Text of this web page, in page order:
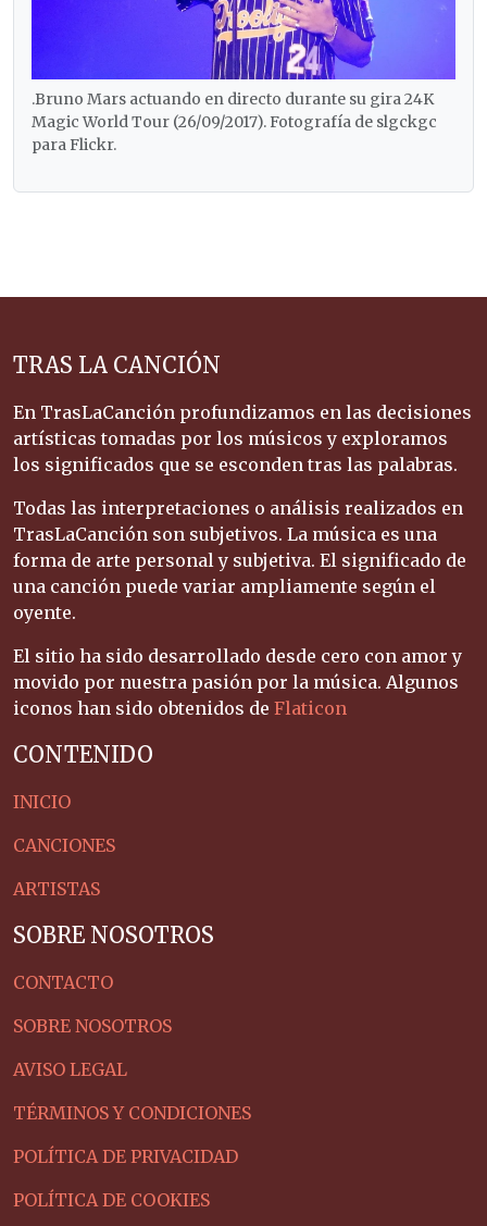
.Bruno Mars actuando en directo durante su gira 24K
Magic World Tour (26/09/2017). Fotografía de slgckgc
para Flickr.
TRAS LA CANCIÓN
En TrasLaCanción profundizamos en las decisiones
artísticas tomadas por los músicos y exploramos
los significados que se esconden tras las palabras.
Todas las interpretaciones o análisis realizados en
TrasLaCanción son subjetivos. La música es una
forma de arte personal y subjetiva. El significado de
una canción puede variar ampliamente según el
oyente.
El sitio ha sido desarrollado desde cero con amor y
movido por nuestra pasión por la música. Algunos
iconos han sido obtenidos de Flaticon
CONTENIDO
INICIO
CANCIONES
ARTISTAS
SOBRE NOSOTROS
CONTACTO
SOBRE NOSOTROS
AVISO LEGAL
TÉRMINOS Y CONDICIONES
POLÍTICA DE PRIVACIDAD
POLÍTICA DE COOKIES